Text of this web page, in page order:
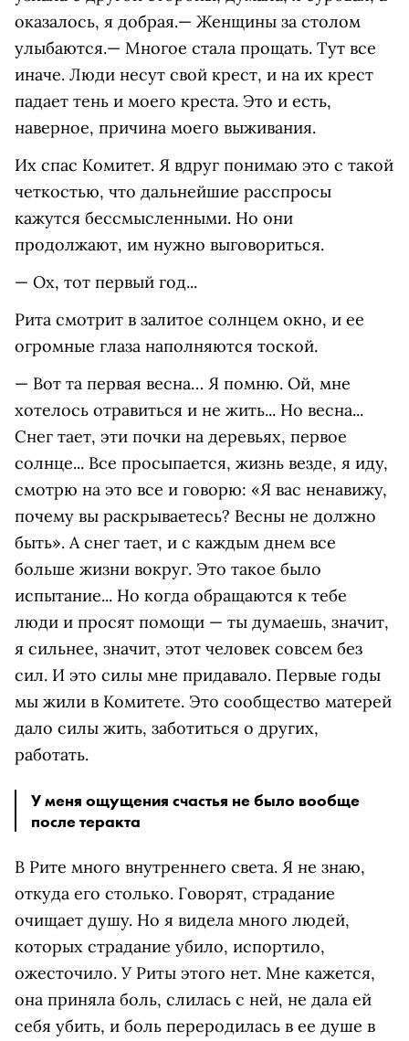
оказалось, я добрая.— Женщины за столом
улыбаются.— Многое стала прощать. Тут все
иначе. Люди несут свой крест, и на их крест
падает тень и моего креста. Это и есть,
наверное, причина моего выживания.
Их спас Комитет. Я вдруг понимаю это с такой
четкостью, что дальнейшие расспросы
кажутся бессмысленными. Но они
продолжают, им нужно выговориться.
— Ох, тот первый год...
Рита смотрит в залитое солнцем окно, и ее
огромные глаза наполняются тоской.
— Вот та первая весна… Я помню. Ой, мне
хотелось отравиться и не жить... Но весна...
Снег тает, эти почки на деревьях, первое
солнце... Все просыпается, жизнь везде, я иду,
смотрю на это все и говорю: «Я вас ненавижу,
почему вы раскрываетесь? Весны не должно
быть». А снег тает, и с каждым днем все
больше жизни вокруг. Это такое было
испытание... Но когда обращаются к тебе
люди и просят помощи — ты думаешь, значит,
я сильнее, значит, этот человек совсем без
сил. И это силы мне придавало. Первые годы
мы жили в Комитете. Это сообщество матерей
дало силы жить, заботиться о других,
работать.
У меня ощущения счастья не было вообще
после теракта
В Рите много внутреннего света. Я не знаю,
откуда его столько. Говорят, страдание
очищает душу. Но я видела много людей,
которых страдание убило, испортило,
ожесточило. У Риты этого нет. Мне кажется,
она приняла боль, слилась с ней, не дала ей
себя убить, и боль переродилась в ее душе в